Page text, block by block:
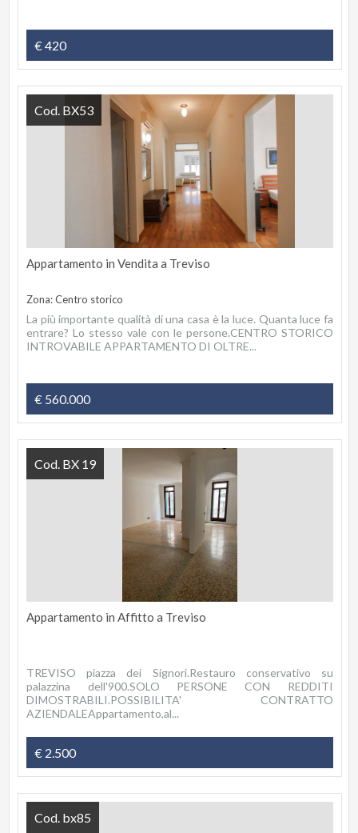
€ 420
Appartamento in Vendita a Treviso
Zona: Centro storico
La più importante qualità di una casa è la luce. Quanta luce fa
entrare? Lo stesso vale con le persone.CENTRO STORICO
INTROVABILE APPARTAMENTO DI OLTRE...
€ 560.000
Cod. BX53
Appartamento in Affitto a Treviso
TREVISO piazza dei Signori.Restauro conservativo su
palazzina dell'900.SOLO PERSONE CON REDDITI
DIMOSTRABILI.POSSIBILITA' CONTRATTO
AZIENDALEAppartamento,al...
€ 2.500
Cod. BX 19
Cod. bx85